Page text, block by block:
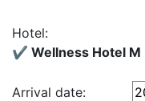
Hotel:
✔️ Wellness Hotel M
Arrival date: